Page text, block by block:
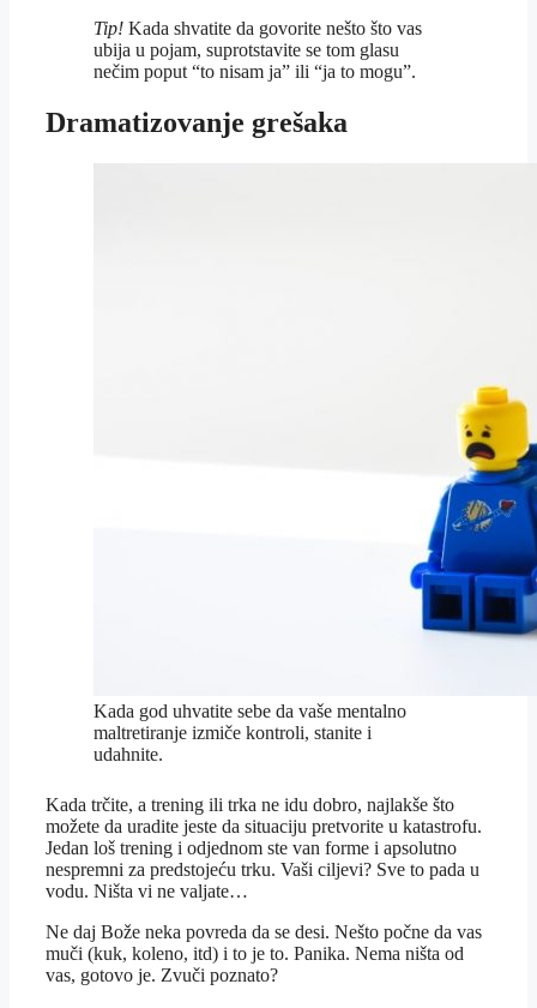
Tip! Kada shvatite da govorite nešto što vas
ubija u pojam, suprotstavite se tom glasu
nečim poput “to nisam ja” ili “ja to mogu”.
Dramatizovanje grešaka
Kada god uhvatite sebe da vaše mentalno
maltretiranje izmiče kontroli, stanite i
udahnite.
Kada trčite, a trening ili trka ne idu dobro, najlakše što
možete da uradite jeste da situaciju pretvorite u katastrofu.
Jedan loš trening i odjednom ste van forme i apsolutno
nespremni za predstojeću trku. Vaši ciljevi? Sve to pada u
vodu. Ništa vi ne valjate…
Ne daj Bože neka povreda da se desi. Nešto počne da vas
muči (kuk, koleno, itd) i to je to. Panika. Nema ništa od
vas, gotovo je. Zvuči poznato?